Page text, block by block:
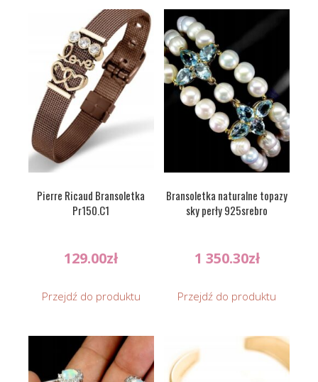
Pierre Ricaud Bransoletka
Pr150.C1
129.00zł
Przejdź do produktu
Bransoletka naturalne topazy
sky perły 925srebro
1 350.30zł
Przejdź do produktu